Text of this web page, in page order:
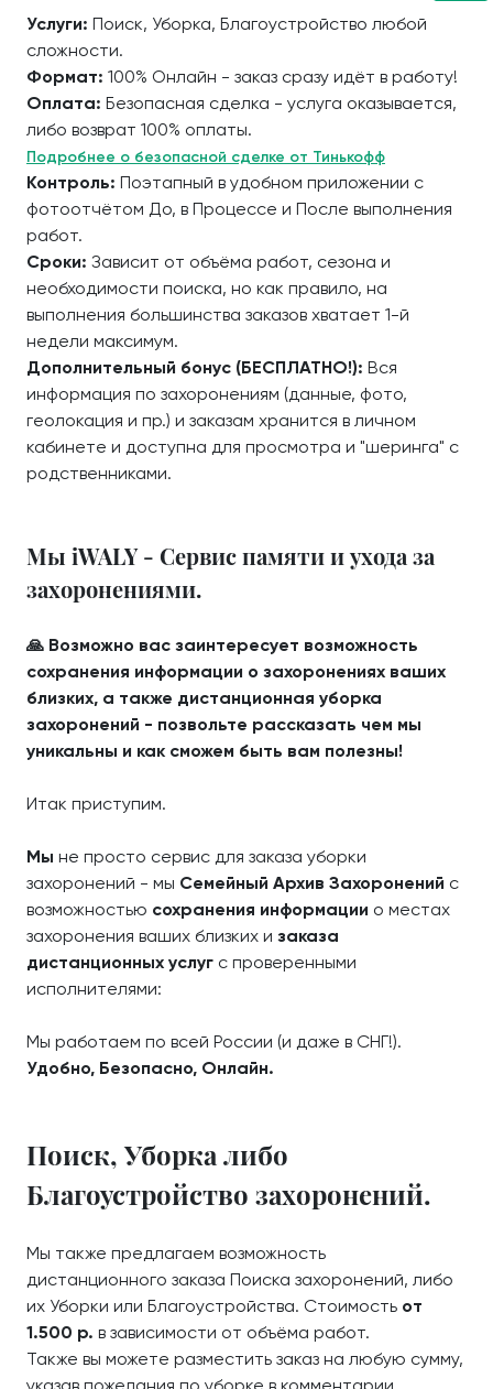
Услуги: Поиск, Уборка, Благоустройство любой
сложности.
Формат: 100% Онлайн - заказ сразу идёт в работу!
Оплата: Безопасная сделка - услуга оказывается,
либо возврат 100% оплаты.
Подробнее о безопасной сделке от Тинькофф
Контроль: Поэтапный в удобном приложении с
фотоотчётом До, в Процессе и После выполнения
работ.
Сроки: Зависит от объёма работ, сезона и
необходимости поиска, но как правило, на
выполнения большинства заказов хватает 1-й
недели максимум.
Дополнительный бонус (БЕСПЛАТНО!): Вся
информация по захоронениям (данные, фото,
геолокация и пр.) и заказам хранится в личном
кабинете и доступна для просмотра и "шеринга" с
родственниками.
Мы iWALY - Сервис памяти и ухода за
захоронениями.
🙏 Возможно вас заинтересует возможность
сохранения информации о захоронениях ваших
близких, а также дистанционная уборка
захоронений - позвольте рассказать чем мы
уникальны и как сможем быть вам полезны!
Итак приступим.
Мы не просто сервис для заказа уборки
захоронений - мы Семейный Архив Захоронений с
возможностью сохранения информации о местах
захоронения ваших близких и заказа
дистанционных услуг с проверенными
исполнителями:
Мы работаем по всей России (и даже в СНГ!).
Удобно, Безопасно, Онлайн.
Поиск, Уборка либо
Благоустройство захоронений.
Мы также предлагаем возможность
дистанционного заказа Поиска захоронений, либо
их Уборки или Благоустройства. Стоимость от
1.500 р. в зависимости от объёма работ.
Также вы можете разместить заказ на любую сумму,